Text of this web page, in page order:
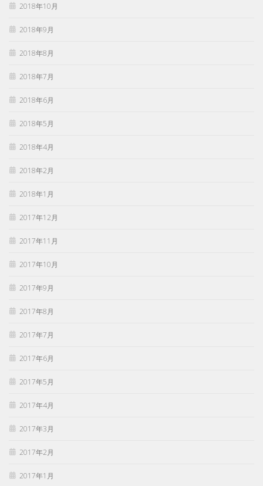
2018年10月
2018年9月
2018年8月
2018年7月
2018年6月
2018年5月
2018年4月
2018年2月
2018年1月
2017年12月
2017年11月
2017年10月
2017年9月
2017年8月
2017年7月
2017年6月
2017年5月
2017年4月
2017年3月
2017年2月
2017年1月